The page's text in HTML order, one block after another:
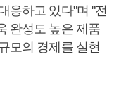
응하고 있다"며 "전
완성도 높은 제품
모의 경제를 실현